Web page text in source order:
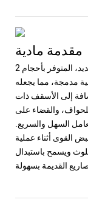
مقدمة مادية
يتميز نظام قوالب صب الخرسانة ذو التصميم الجديد، المتوفر بأحجام 2
مدمجة، مما يجعله
إلى الأسقف ذات
والقضاء على
السهل والسريع.
القوى أثناء عملية
ويسمح باستبدال